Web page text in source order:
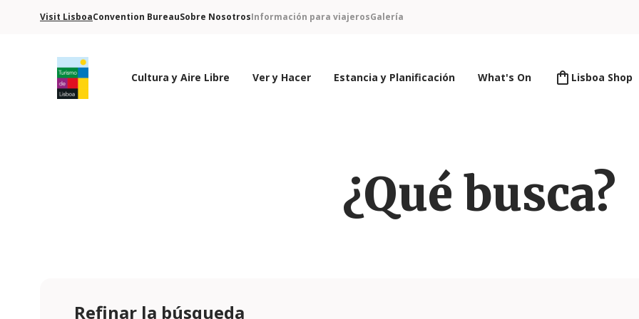
Visit LisboaConvention BureauSobre NosotrosInformación para viajerosGalería
Cultura y Aire Libre Ver y Hacer Estancia y Planificación What's On Lisboa Shop
¿Qué busca?
Refinar la búsqueda